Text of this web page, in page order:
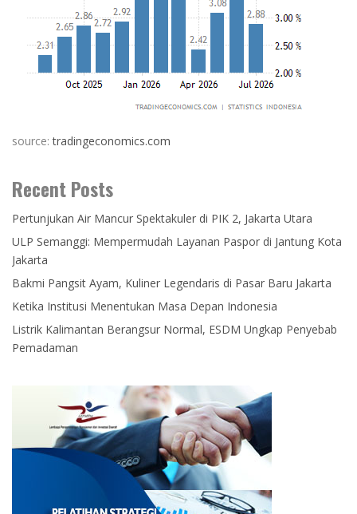
source:tradingeconomics.com
Recent Posts
Pertunjukan Air Mancur Spektakuler di PIK 2, Jakarta Utara
ULP Semanggi: Mempermudah Layanan Paspor di Jantung Kota
Jakarta
Bakmi Pangsit Ayam, Kuliner Legendaris di Pasar Baru Jakarta
Ketika Institusi Menentukan Masa Depan Indonesia
Listrik Kalimantan Berangsur Normal, ESDM Ungkap Penyebab
Pemadaman